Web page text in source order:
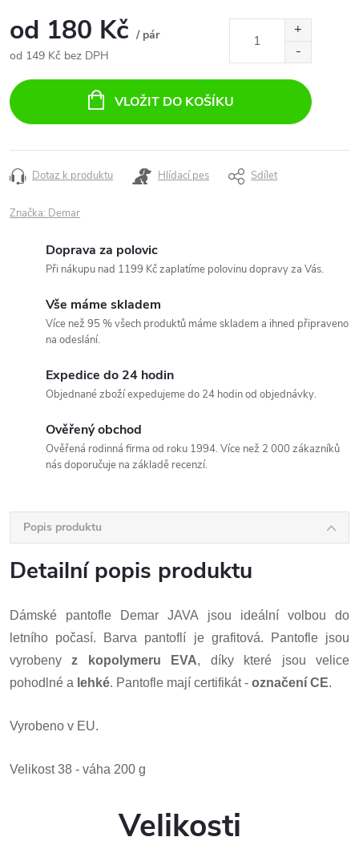
od 180 Kč / pár
od 149 Kč bez DPH
cena:
VLOŽIT DO KOŠÍKU
Dotaz k produktu Hlídací pes Sdílet
Značka: Demar
Doprava za polovic
Při nákupu nad 1199 Kč zaplatíme polovinu dopravy za Vás.
Vše máme skladem
Více než 95 % všech produktů máme skladem a ihned připraveno
na odeslání.
Expedice do 24 hodin
Objednané zboží expedujeme do 24 hodin od objednávky.
Ověřený obchod
Ověřená rodinná firma od roku 1994. Více než 2 000 zákazníků
nás doporučuje na základě recenzí.
Popis produktu
Detailní popis produktu
Dámské pantofle Demar JAVA jsou ideální volbou do
letního počasí. Barva pantoflí je grafitová. Pantofle jsou
vyrobeny z kopolymeru EVA, díky které jsou velice
pohodlné a lehké. Pantofle mají certifikát - označení CE.
Vyrobeno v EU.
Velikost 38 - váha 200 g
Velikosti